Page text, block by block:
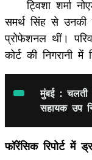
समर्थ सिंह से उनकी
प्रोफेशनल थीं।
कोर्ट की निगरानी
मुंबई : चलती
सहायक उप
फॉरेंसिक रिपोर्ट में